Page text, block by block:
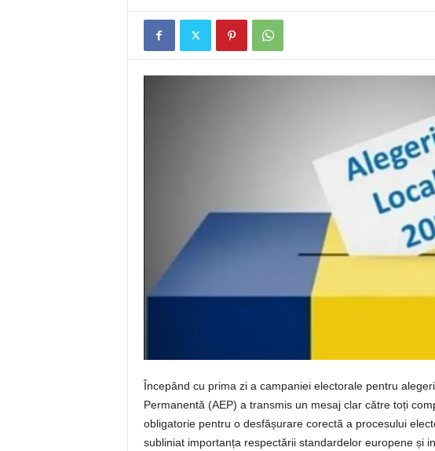
Începând cu prima zi a campaniei electorale pentru
Permanentă (AEP) a transmis un mesaj clar către toți
obligatorie pentru o desfășurare corectă a procesului
subliniat importanța respectării standardelor europene și